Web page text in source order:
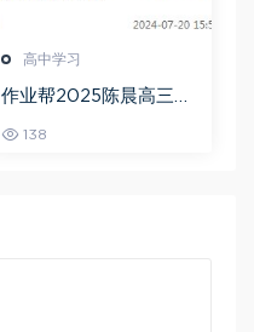
高中学习
作业帮2025陈晨高三语
班
138